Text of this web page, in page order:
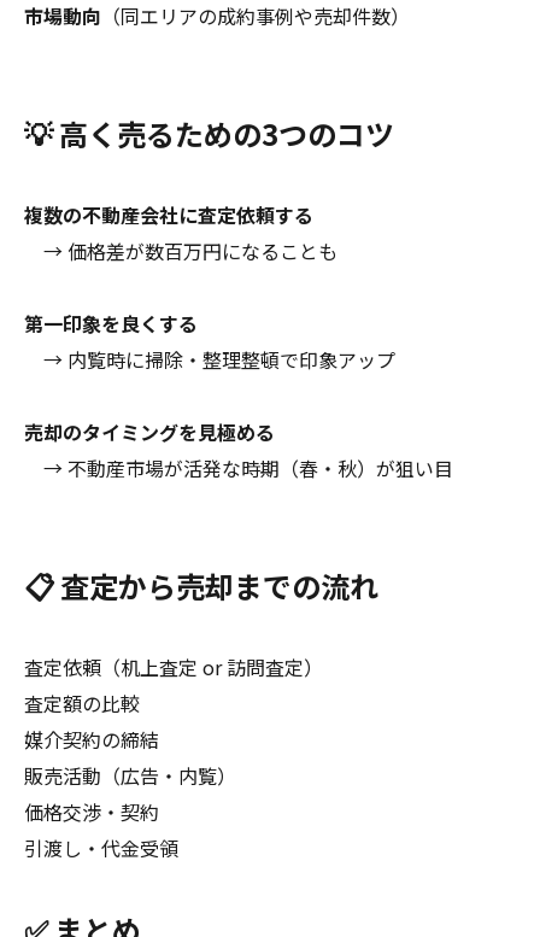
市場動向 （同エリアの成約事例や売却件数）
💡 高く売るための3つのコツ
複数の不動産会社に査定依頼する
→ 価格差が数百万円になることも
第一印象を良くする
→ 内覧時に掃除・整理整頓で印象アップ
売却のタイミングを見極める
→ 不動産市場が活発な時期（春・秋）が狙い目
📋 査定から売却までの流れ
査定依頼（机上査定 or 訪問査定）
査定額の比較
媒介契約の締結
販売活動（広告・内覧）
価格交渉・契約
引渡し・代金受領